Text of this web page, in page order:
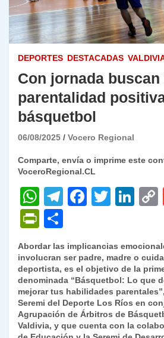
DEPORTES DESTACADAS
Con jornada
parentalidad
básquetbol
06/08/2025 Vocero Regional
Comparte, envía o imprime este
VoceroRegional.CL
W
h
at
s
A
p
p
T
gr
a
m
F
e
b
o
o
k
T
er
Li
e
dI
n
P
ri
nt
Fr
ie
n
dl
o
m
p
ar
tir
Abordar las implicancias
involucran ser padre, madre o
deportista, es el objetivo de la
denominada “Básquetbol: Lo que
mejorar tus habilidades
Seremi del Deporte Los Ríos en
Agrupación de Árbitros de
Valdivia, y que cuenta con la